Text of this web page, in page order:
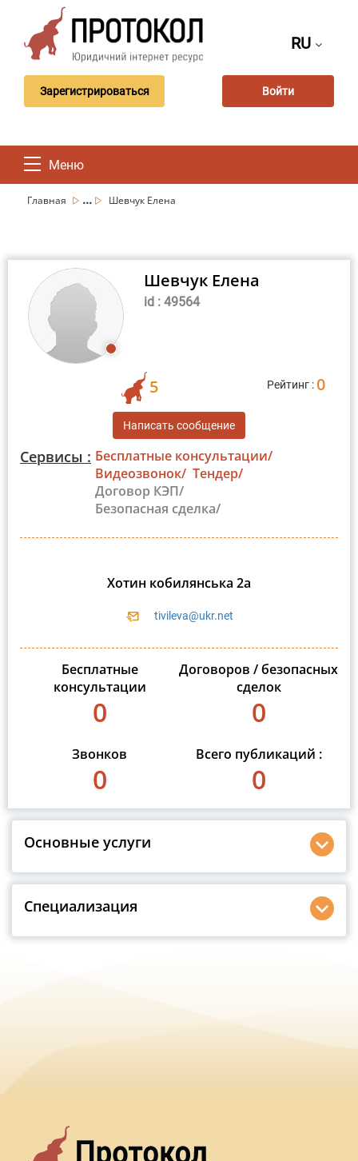
RU
Зарегистрироваться Войти
Меню
Главная ... Шевчук Елена
Шевчук Елена
id : 49564
5 Рейтинг : 0
Написать сообщение
Сервисы : Бесплатные консультации/
Видеозвонок/ Тендер/
Договор КЭП/
Безопасная сделка/
Хотин кобилянська 2а
tivileva@ukr.net
Бесплатные
консультации
0
Звонков
0
Договоров / безопасных
сделок
0
Всего публикаций :
0
Основные услуги
Специализация